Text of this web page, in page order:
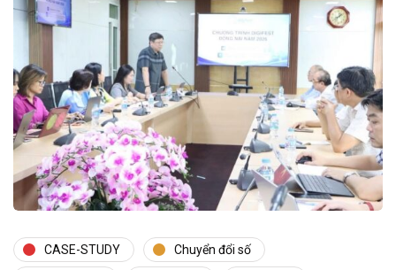
CASE-STUDY Chuyển đổi số